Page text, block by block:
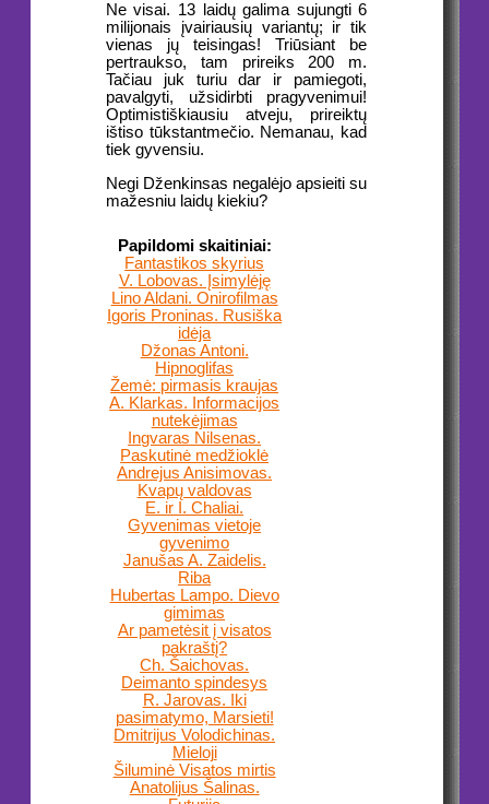
Ne visai. 13 laidų galima sujungti 6
milijonais įvairiausių variantų; ir tik
vienas jų teisingas! Triūsiant be
pertraukso, tam prireiks 200 m.
Tačiau juk turiu dar ir pamiegoti,
pavalgyti, užsidirbti pragyvenimui!
Optimistiškiausiu atveju, prireiktų
ištiso tūkstantmečio. Nemanau, kad
tiek gyvensiu.
Negi Dženkinsas negalėjo apsieiti su
mažesniu laidų kiekiu?
Papildomi skaitiniai:
Fantastikos skyrius
V. Lobovas. Įsimylėję
Lino Aldani. Onirofilmas
Igoris Proninas. Rusiška
idėja
Džonas Antoni.
Hipnoglifas
Žemė: pirmasis kraujas
A. Klarkas. Informacijos
nutekėjimas
Ingvaras Nilsenas.
Paskutinė medžioklė
Andrejus Anisimovas.
Kvapų valdovas
E. ir I. Chaliai.
Gyvenimas vietoje
gyvenimo
Janušas A. Zaidelis.
Riba
Hubertas Lampo. Dievo
gimimas
Ar pametėsit į visatos
pakraštį?
Ch. Šaichovas.
Deimanto spindesys
R. Jarovas. Iki
pasimatymo, Marsieti!
Dmitrijus Volodichinas.
Mieloji
Šiluminė Visatos mirtis
Anatolijus Šalinas.